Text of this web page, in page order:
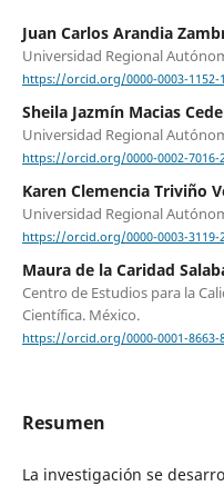
Juan Carlos Arandia
Universidad Regional
https://orcid.org/0000-0003-1152-
Sheila Jazmín Macias
Universidad Regional
https://orcid.org/0000-0002-7016-
Karen Clemencia Triviño
Universidad Regional
https://orcid.org/0000-0003-3119-
Maura de la Caridad
Centro de Estudios para la
Científica. México.
https://orcid.org/0000-0001-8663-
Resumen
La investigación se